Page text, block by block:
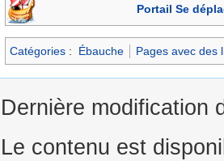
Portail Se
Catégories : Ébauche Pages avec des
Dernière modification
Le contenu est